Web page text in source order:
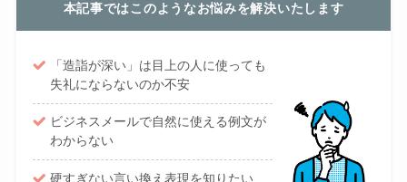
本記事ではこのようなお悩みを解決いたします
「造詣が深い」は目上の人に使っても
失礼にならないのか不安
ビジネスメールで自然に使える例文が
わからない
硬すぎない言い換え表現を知りたい